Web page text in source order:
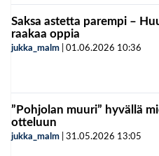
Saksa astetta parempi –
raakaa oppia
jukka_malm 01.06.2026 10:36
”Pohjolan muuri” hyvällä
otteluun
jukka_malm 31.05.2026 13:05